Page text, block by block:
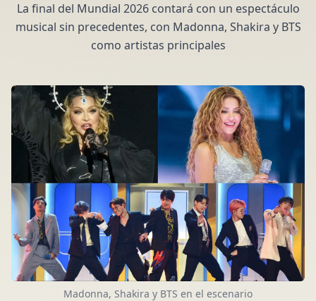
La final del Mundial 2026 contará con un espectáculo
musical sin precedentes, con Madonna, Shakira y BTS
como artistas principales
Madonna, Shakira y BTS en el escenario